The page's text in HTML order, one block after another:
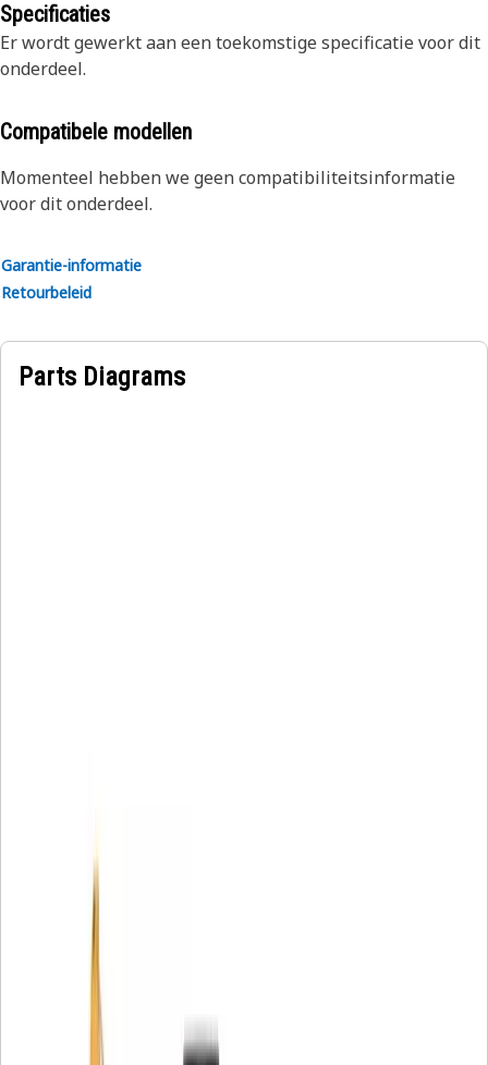
Specificaties
Er wordt gewerkt aan een toekomstige specificatie voor dit
onderdeel.
Compatibele modellen
Momenteel hebben we geen compatibiliteitsinformatie
voor dit onderdeel.
Garantie-informatie
Retourbeleid
Parts Diagrams